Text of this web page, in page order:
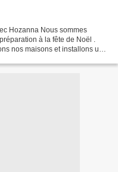
Hozanna Nous sommes
à la fête de Noël .
nos maisons et installons une